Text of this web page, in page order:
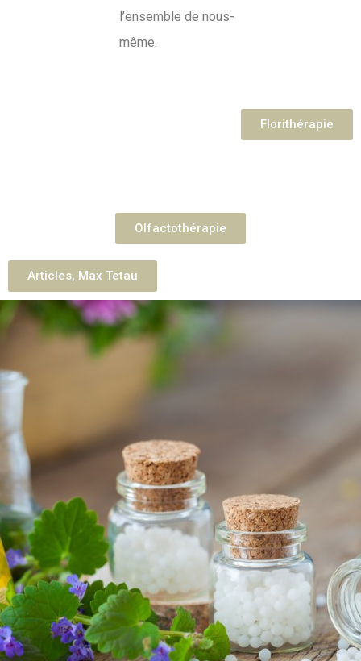
l’ensemble de nous-
même.
Florithérapie
Olfactothérapie
Articles, Max Tetau